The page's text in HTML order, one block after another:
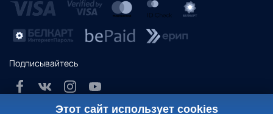
Подписывайтесь
Этот сайт использует cookies